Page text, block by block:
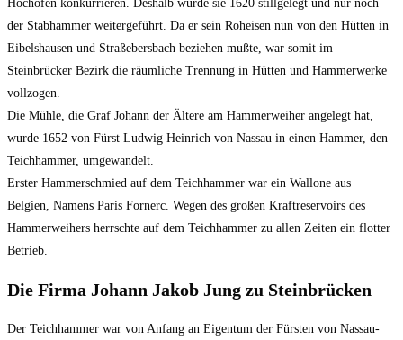
Hochöfen konkurrieren. Deshalb wurde sie 1620 stillgelegt und nur noch
der Stabhammer weitergeführt. Da er sein Roheisen nun von den Hütten in
Eibelshausen und Straßebersbach beziehen mußte, war somit im
Steinbrücker Bezirk die räumliche Trennung in Hütten und Hammerwerke
vollzogen.
Die Mühle, die Graf Johann der Ältere am Hammerweiher angelegt hat,
wurde 1652 von Fürst Ludwig Heinrich von Nassau in einen Hammer, den
Teichhammer, umgewandelt.
Erster Hammerschmied auf dem Teichhammer war ein Wallone aus
Belgien, Namens Paris Fornerc. Wegen des großen Kraftreservoirs des
Hammerweihers herrschte auf dem Teichhammer zu allen Zeiten ein flotter
Betrieb.
Die Firma Johann Jakob Jung zu Steinbrücken
Der Teichhammer war von Anfang an Eigentum der Fürsten von Nassau-